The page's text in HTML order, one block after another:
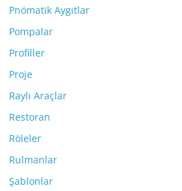
Pnömatik Aygıtlar
Pompalar
Profiller
Proje
Raylı Araçlar
Restoran
Röleler
Rulmanlar
Şablonlar